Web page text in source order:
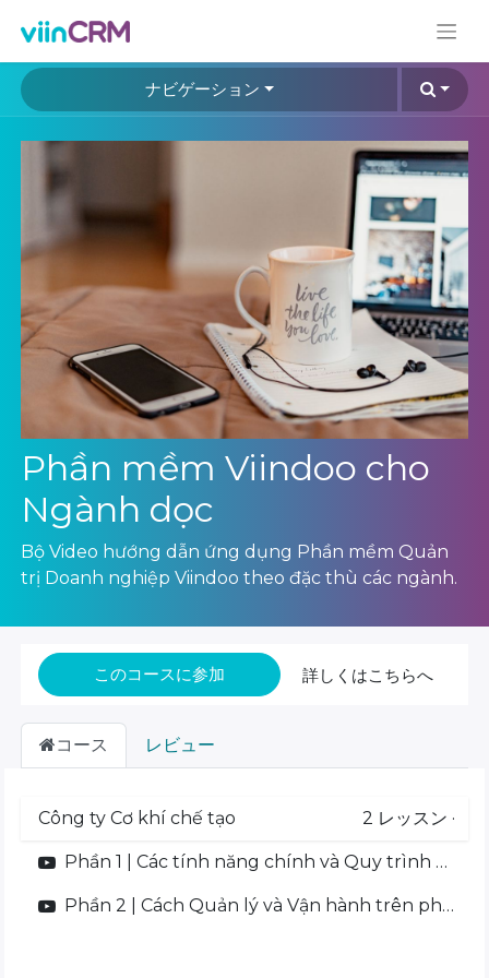
ナビゲーション
Phần mềm Viindoo cho
Ngành dọc
Bộ Video hướng dẫn ứng dụng Phần mềm Quản
trị Doanh nghiệp Viindoo theo đặc thù các ngành.
このコースに参加 詳しくはこちらへ
コース レビュー
Công ty Cơ khí chế tạo 2 レッスン ·
Phần 1 | Các tính năng chính và Quy trình quản lý trên Phần mềm
Phần 2 | Cách Quản lý và Vận hành trên phần mềm Viindoo